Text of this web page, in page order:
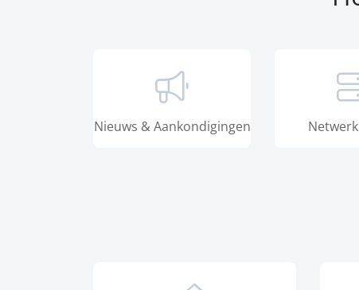
Nieuws & Aankondigingen